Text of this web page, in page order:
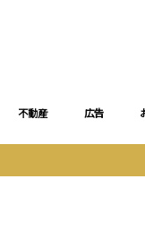
不動産 広告